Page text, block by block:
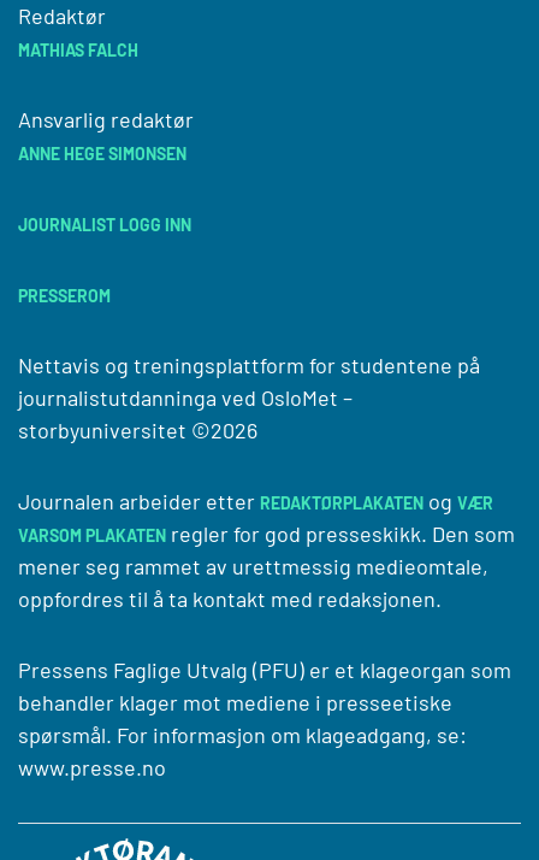
Redaktør
MATHIAS FALCH
Ansvarlig redaktør
ANNE HEGE SIMONSEN
JOURNALIST LOGG INN
PRESSEROM
Nettavis og treningsplattform for studentene på
journalistutdanninga ved OsloMet –
storbyuniversitet ©2026
Journalen arbeider etter REDAKTØRPLAKATEN og VÆR
VARSOM PLAKATEN regler for god presseskikk. Den som
mener seg rammet av urettmessig medieomtale,
oppfordres til å ta kontakt med redaksjonen.
Pressens Faglige Utvalg (PFU) er et klageorgan som
behandler klager mot mediene i presseetiske
spørsmål. For informasjon om klageadgang, se:
www.presse.no